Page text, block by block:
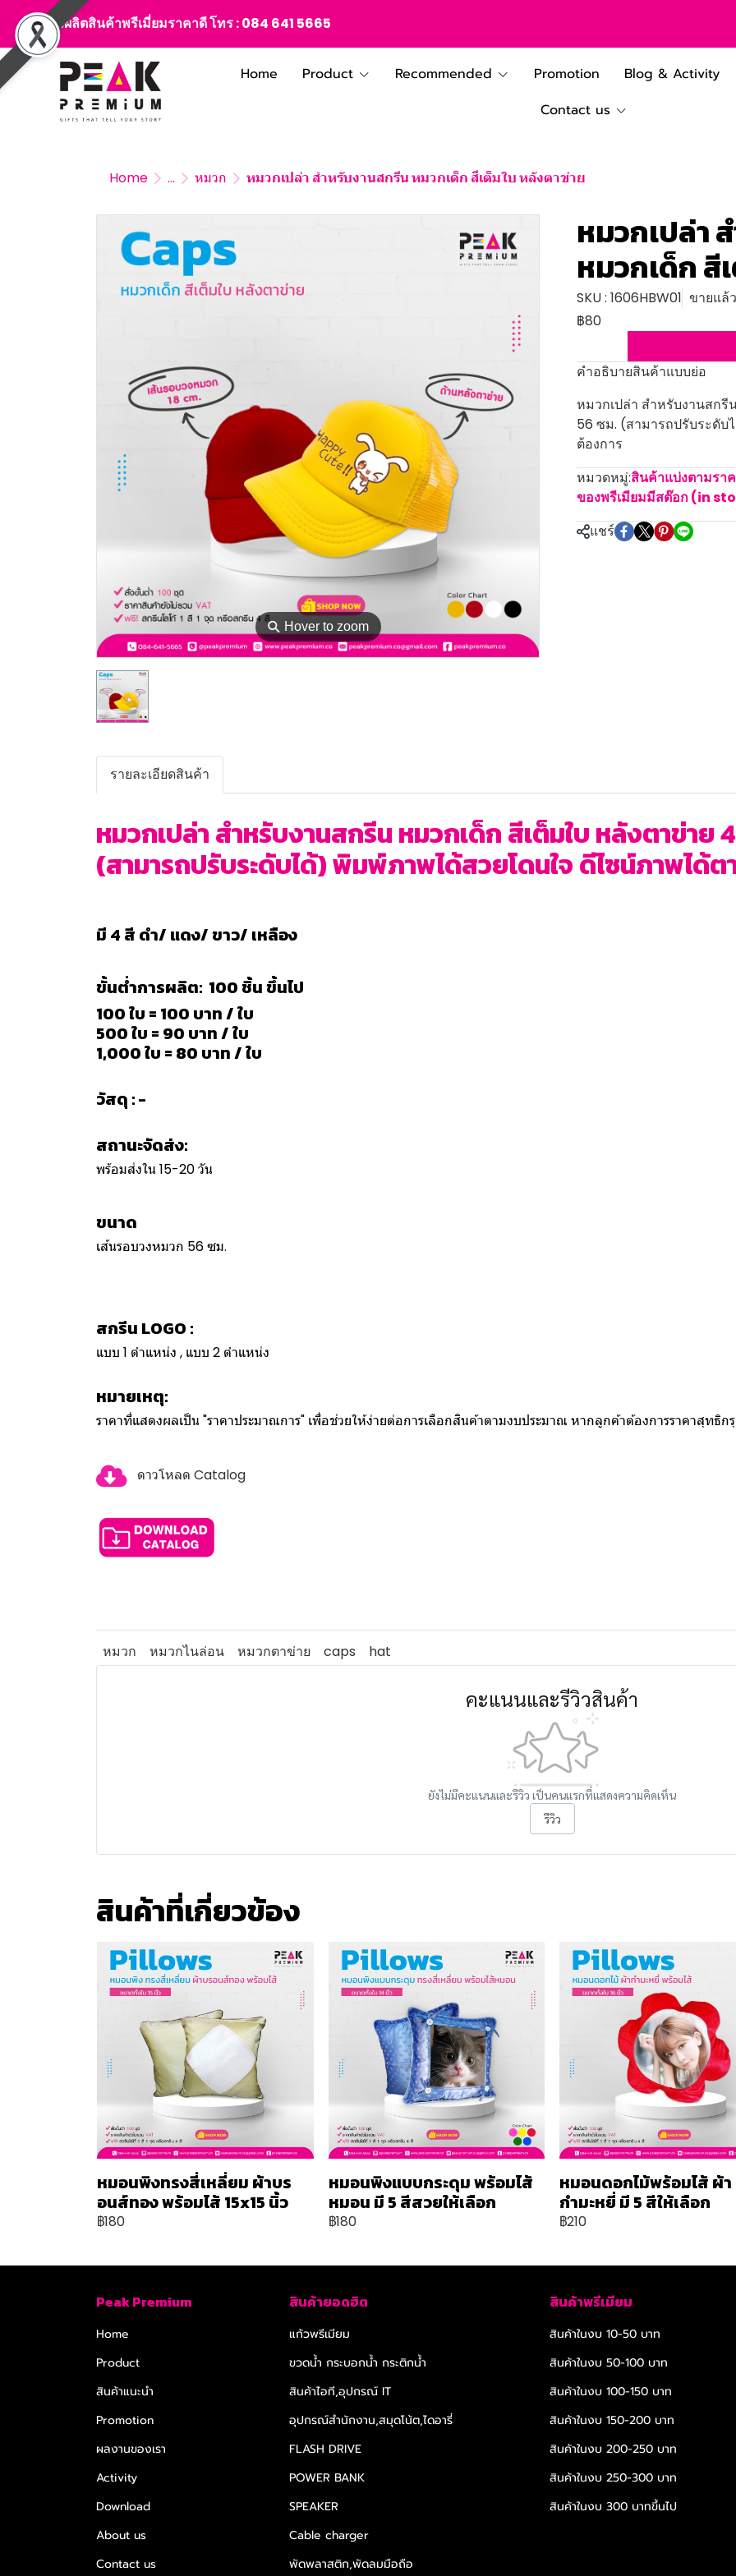
สั่งผลิตสินค้าพรีเมี่ยมราคาดี โทร :084 641 5665
Home Product Recommended Promotion Blog & Activity
Contact us
Home ... หมวก หมวกเปล่า สำหรับงานสกรีน หมวกเด็ก สีเต็มใบ หลังตาข่าย
⚲ Hover to zoom
หมวกเปล่า
หมวกเด็ก สี
SKU : 1606HBW01 ขายแล้
฿80
คำอธิบายสินค้าแบบย่อ
หมวกเปล่า สำหรับงานสกรี
56 ซม. (สามารถปรับระดั
ต้องการ
หมวดหมู่:สินค้าแบ่งตามรา
ของพรีเมียมมีสต๊อก (in
แชร์
รายละเอียดสินค้า
หมวกเปล่า สำหรับงานสกรีน หมวกเด็ก สีเต็มใบ หลังตาข่าย
(สามารถปรับระดับได้) พิมพ์ภาพได้สวยโดนใจ ดีไซน์ภาพได้
มี 4 สี ดำ/ แดง/ ขาว/ เหลือง
ขั้นต่ำการผลิต: 100 ชิ้น ขึ้นไป
100 ใบ = 100 บาท / ใบ
500 ใบ = 90 บาท / ใบ
1,000 ใบ = 80 บาท / ใบ
วัสดุ : -
สถานะจัดส่ง:
พร้อมส่งใน 15-20 วัน
ขนาด
เส้นรอบวงหมวก 56 ซม.
สกรีน LOGO :
แบบ 1 ตำแหน่ง , แบบ 2 ตำแหน่ง
หมายเหตุ:
ราคาที่แสดงผลเป็น "ราคาประมาณการ" เพื่อช่วยให้ง่ายต่อการเลือกสินค้าตามงบประมาณ หากลูกค้าต้องการราคาสุทธิ
ดาวโหลด Catalog
หมวก หมวกไนล่อน หมวกตาข่าย caps hat
คะแนนและรีวิวสินค้า
ยังไม่มีคะแนนและรีวิว เป็นคนแรกที่แสดงความคิดเห็น
รีวิว
สินค้าที่เกี่ยวข้อง
หมอนพิงทรงสี่เหลี่ยม ผ้าบร
อนส์ทอง พร้อมไส้ 15x15 นิ้ว
฿180
หมอนพิงแบบกระดุม พร้อมไส้
หมอน มี 5 สีสวยให้เลือก
฿180
หมอนดอกไม้พร้อมไส้ ผ้า
กำมะหยี่ มี 5 สีให้เลือก
฿210
Peak Premium
Home
Product
สินค้าแนะนำ
Promotion
ผลงานของเรา
Activity
Download
About us
Contact us
สินค้ายอดฮิต
แก้วพรีเมียม
ขวดน้ำ กระบอกน้ำ กระติกน้ำ
สินค้าไอที,อุปกรณ์ IT
อุปกรณ์สำนักงาน,สมุดโน้ต,ไดอารี่
FLASH DRIVE
POWER BANK
SPEAKER
Cable charger
พัดพลาสติก,พัดลมมือถือ
สินค้าพรีเมียม
สินค้าในงบ 10-50 บาท
สินค้าในงบ 50-100 บาท
สินค้าในงบ 100-150 บาท
สินค้าในงบ 150-200 บาท
สินค้าในงบ 200-250 บาท
สินค้าในงบ 250-300 บาท
สินค้าในงบ 300 บาทขึ้นไป